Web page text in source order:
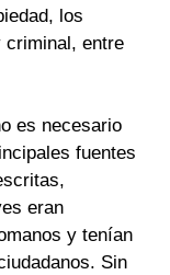
los
criminal, entre
es necesario
fuentes
eran
y tenían
Sin